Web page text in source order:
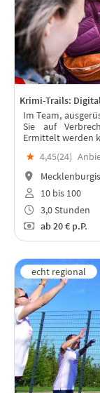
Krimi-Trails:
Im Team,
Sie auf
Ermittelt werden
★ 4,45(24)
10 bis 100
3,0 Stunden
ab20 € p.P.